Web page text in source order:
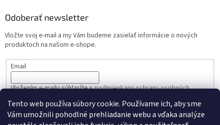
Tento web používa súbory cookie. Používame ich, aby sme
Vám umožnili pohodlné prehliadanie webu a vďaka analýze
Odoberať newsletter
Vložte svoj e-mail a my Vám budeme zasielať informácie o nových
produktoch na našom e-shope.
Email
Vložením e-mailu súhlasíte spodmienkami ochrany osobných
PRIHLÁSIŤ SA